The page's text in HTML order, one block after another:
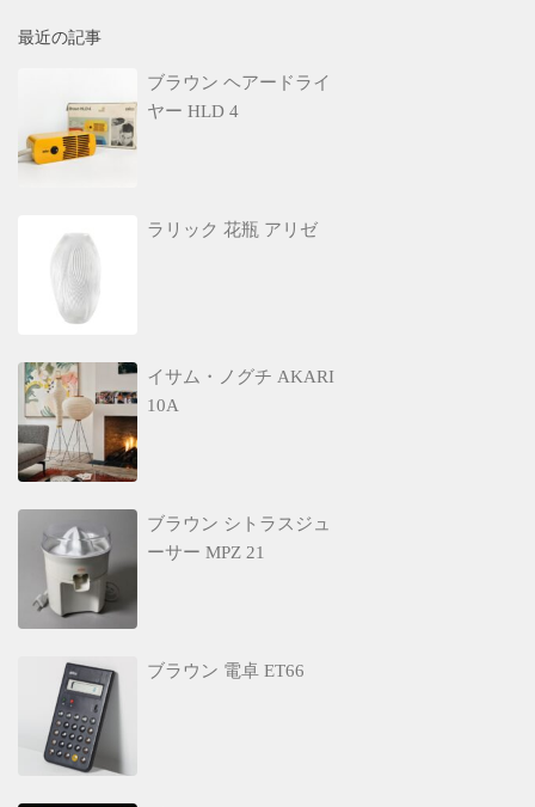
最近の記事
ブラウン ヘアードライ
ヤー HLD 4
ラリック 花瓶 アリゼ
イサム・ノグチ AKARI
10A
ブラウン シトラスジュ
ーサー MPZ 21
ブラウン 電卓 ET66